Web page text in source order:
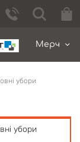
Мерч
убори
убори